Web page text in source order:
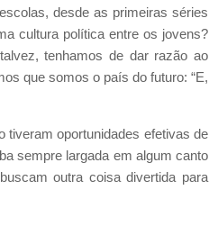
desde as primeiras séries
cultura política entre os jovens?
tenhamos de dar razão ao
que somos o país do futuro: “E,
tiveram oportunidades efetivas de
sempre largada em algum canto
outra coisa divertida para